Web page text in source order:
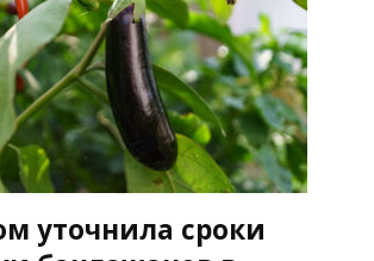
уточнила сроки